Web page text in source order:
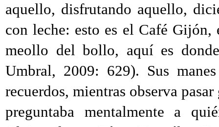
aquello, disfrutando aquello,
con leche: esto es el Café
meollo del bollo, aquí es
Umbral, 2009: 629). Sus
recuerdos, mientras observa
preguntaba mentalmente a